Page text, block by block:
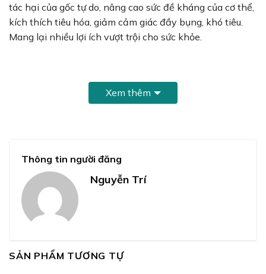
tác hại của gốc tự do, nâng cao sức đề kháng của cơ thể,
kích thích tiêu hóa, giảm cảm giác đầy bụng, khó tiêu.
Mang lại nhiều lợi ích vượt trội cho sức khỏe.
Thành phần trong 1 viên uống nghệ Nano Curmin-HD
Nano curcumin 10%………………………..300mg
Fucoidan 60%……………………………….25mg
Xem thêm
Thông tin người đăng
Nguyễn Trí
SẢN PHẨM TƯƠNG TỰ